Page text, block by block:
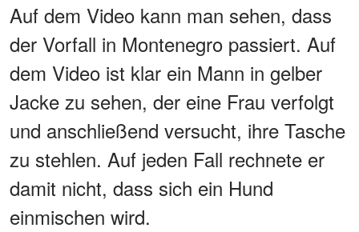
Auf dem Video kann man sehen, dass
der Vorfall in Montenegro passiert. Auf
dem Video ist klar ein Mann in gelber
Jacke zu sehen, der eine Frau verfolgt
und anschließend versucht, ihre Tasche
zu stehlen. Auf jeden Fall rechnete er
damit nicht, dass sich ein Hund
einmischen wird.